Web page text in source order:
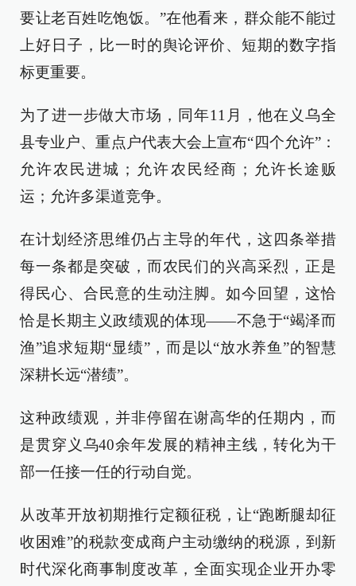
要让老百姓吃饱饭。”在他看来，群众能不能过
上好日子，比一时的舆论评价、短期的数字指
标更重要。
为了进一步做大市场，同年11月，他在义乌全
县专业户、重点户代表大会上宣布“四个允许”：
允许农民进城；允许农民经商；允许长途贩
运；允许多渠道竞争。
在计划经济思维仍占主导的年代，这四条举措
每一条都是突破，而农民们的兴高采烈，正是
得民心、合民意的生动注脚。如今回望，这恰
恰是长期主义政绩观的体现——不急于“竭泽而
渔”追求短期“显绩”，而是以“放水养鱼”的智慧
深耕长远“潜绩”。
这种政绩观，并非停留在谢高华的任期内，而
是贯穿义乌40余年发展的精神主线，转化为干
部一任接一任的行动自觉。
从改革开放初期推行定额征税，让“跑断腿却征
收困难”的税款变成商户主动缴纳的税源，到新
时代深化商事制度改革，全面实现企业开办零